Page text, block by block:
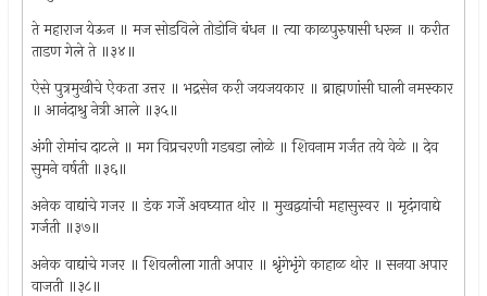
ते महाराज येऊन ॥ मज सोडविले तोडोनि बंधन ॥ त्या काळपुरुषासी धरून ॥ करीत
ताडण गेले ते ॥३४॥
ऐसे पुत्रमुखीचे ऐकता उत्तर ॥ भद्रसेन करी जयजयकार ॥ ब्राह्मणांसी घाली नमस्कार
॥ आनंदाश्रु नेत्री आले ॥३५॥
अंगी रोमांच दाटले ॥ मग विप्रचरणी गडबडा लोळे ॥ शिवनाम गर्जत तये वेळे ॥ देव
सुमने वर्षती ॥३६॥
अनेक वाद्यांचे गजर ॥ डंक गर्जे अवघ्यात थोर ॥ मुखद्वयांची महासुस्वर ॥ मृदंगवाद्ये
गर्जती ॥३७॥
अनेक वाद्यांचे गजर ॥ शिवलीला गाती अपार ॥ श्रृंगेभृंगे काहाळ थोर ॥ सनया अपार
वाजती ॥३८॥